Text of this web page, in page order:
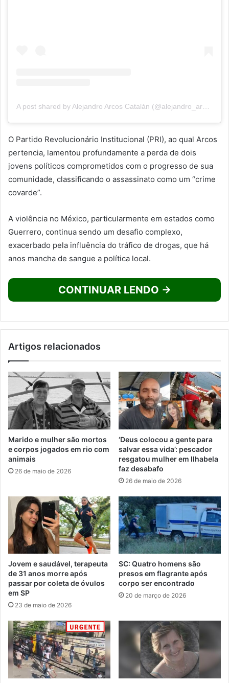
O Partido Revolucionário Institucional (PRI), ao qual Arcos
pertencia, lamentou profundamente a perda de dois
jovens políticos comprometidos com o progresso de sua
comunidade, classificando o assassinato como um “crime
covarde”.
A violência no México, particularmente em estados como
Guerrero, continua sendo um desafio complexo,
exacerbado pela influência do tráfico de drogas, que há
anos mancha de sangue a política local.
CONTINUAR LENDO →
Artigos relacionados
Marido e mulher são mortos
e corpos jogados em rio com
animais
26 de maio de 2026
‘Deus colocou a gente para
salvar essa vida’: pescador
resgatou mulher em Ilhabela
faz desabafo
26 de maio de 2026
Jovem e saudável, terapeuta
de 31 anos morre após
passar por coleta de óvulos
em SP
23 de maio de 2026
SC: Quatro homens são
presos em flagrante após
corpo ser encontrado
20 de março de 2026